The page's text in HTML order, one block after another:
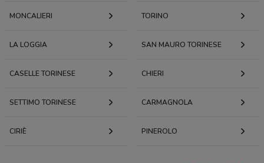
MONCALIERI TORINO
LA LOGGIA SAN MAURO TORINESE
CASELLE TORINESE CHIERI
SETTIMO TORINESE CARMAGNOLA
CIRIÈ PINEROLO